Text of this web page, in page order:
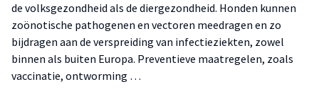
de volksgezondheid als de diergezondheid. Honden kunnen
zoönotische pathogenen en vectoren meedragen en zo
bijdragen aan de verspreiding van infectieziekten, zowel
binnen als buiten Europa. Preventieve maatregelen, zoals
vaccinatie, ontworming …